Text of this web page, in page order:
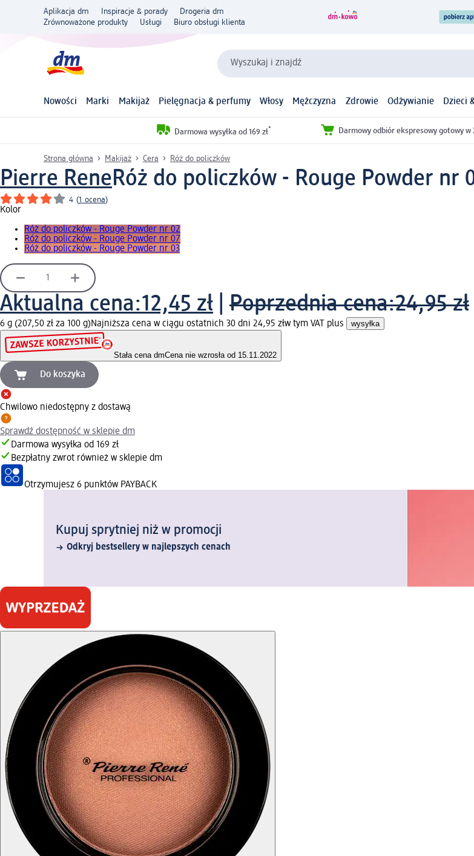
Aplikacja dm Inspiracje & porady
Drogeria dm
Zrównoważone produkty
Usługi Biuro obsługi klienta
Wyszukaj i znajdź
Nowości Marki Makijaż Pielęgnacja & perfumy Włosy Mężczyzna Zdrowie Odżywianie Dzieci
Darmowa wysyłka od 169 zł* Darmowy odbiór ekspresowy gotowy w
Strona główna Makijaż Cera Róż do policzków
Pierre ReneRóż do policzków - Rouge Powder nr
4 (1 ocena)
Kolor
Róż do policzków - Rouge Powder nr 02
Róż do policzków - Rouge Powder nr 07
Róż do policzków - Rouge Powder nr 03
Aktualna cena:12,45 zł Poprzednia cena:24,95 zł
6 g (207,50 zł za 100 g)Najniższa cena w ciągu ostatnich 30 dni 24,95 złw tym VAT plus wysyłka
Stała cena dmCena nie wzrosła od 15.11.2022
Do koszyka
Chwilowo niedostępny z dostawą
Sprawdź dostępność w sklepie dm
Darmowa wysyłka od 169 zł
Bezpłatny zwrot również w sklepie dm
Otrzymujesz 6 punktów PAYBACK
Kupuj sprytniej niż w promocji
Odkryj bestsellery w najlepszych cenach